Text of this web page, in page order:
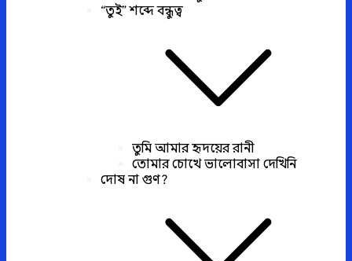
“তুই” শব্দে বন্ধুত্ব
তুমি আমার হৃদয়ের রানী
তোমার চোখে ভালোবাসা দেখিনি
দোষ না গুণ?